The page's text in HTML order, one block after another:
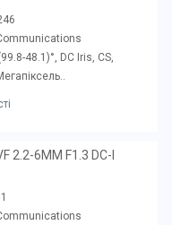
48.1)°, DC Iris, CS,
2.2-6MM F1.3 DC-I